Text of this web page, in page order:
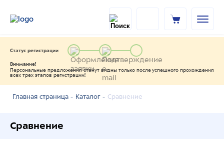
Статус регистрации
Внимание!
Персональные предложения станут видны только после успешного прохождения
всех трех этапов регистрации!
Главная страница - Каталог - Сравнение
Сравнение